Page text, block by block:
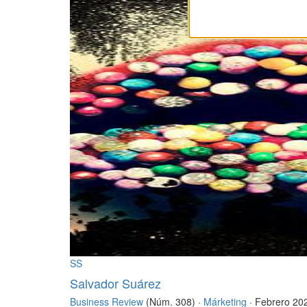
SS
Salvador Suárez
Business Review (Núm. 308) · Márketing · Febrero